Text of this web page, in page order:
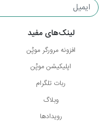
لینک‌های مفید
افزونه مرورگر موپُن
اپلیکیشن موپُن
ربات تلگرام
وبلاگ
رویدادها